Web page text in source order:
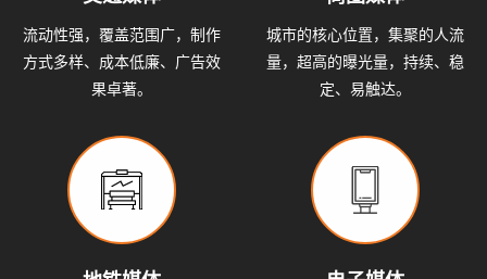
流动性强，覆盖范围广，制作
方式多样、成本低廉、广告效
果卓著。
城市的核心位置，集聚的人流
量，超高的曝光量，持续、稳
定、易触达。